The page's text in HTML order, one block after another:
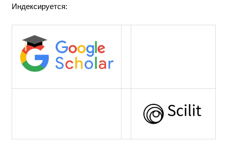
Индексируется: